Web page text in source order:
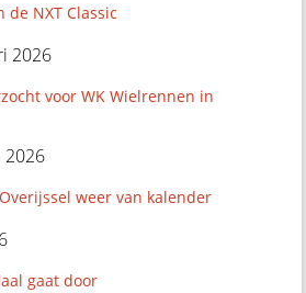
NXT Classic
2026
voor WK Wielrennen in
2026
weer van kalender
gaat door